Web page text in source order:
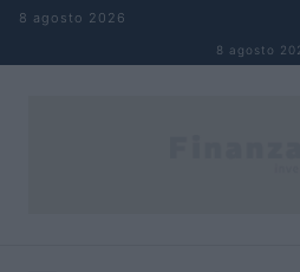
Saltar al contenido
8 agosto 2026
8 agosto